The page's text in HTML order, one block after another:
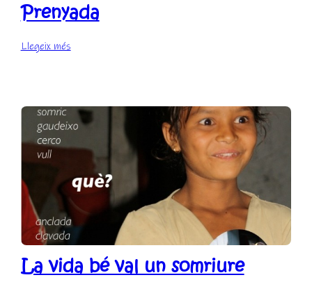
Prenyada
Llegeix més:
La vida bé val un somriure